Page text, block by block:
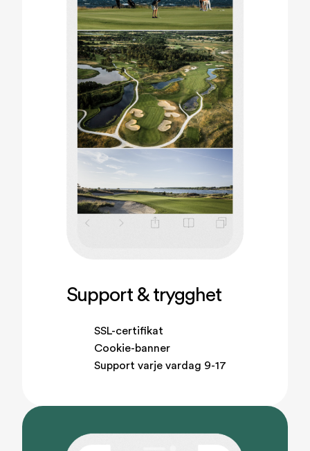
Support & trygghet
SSL-certifikat
Cookie-banner
Support varje vardag 9-17